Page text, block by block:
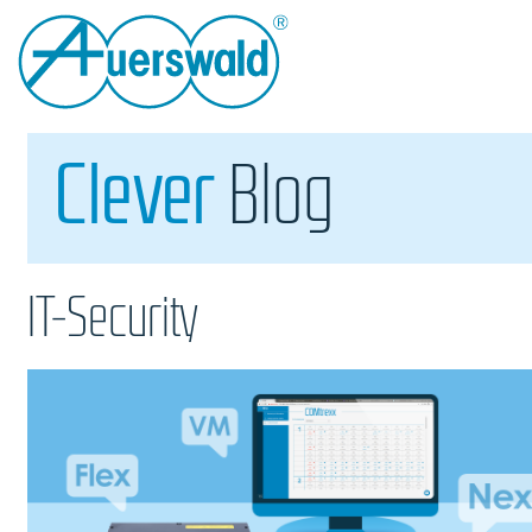
Clever Blog
IT-Security